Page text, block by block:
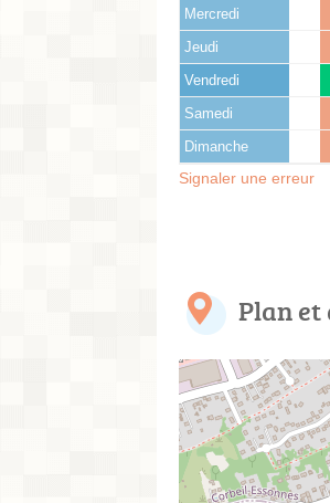
Mercredi
Jeudi
Vendredi
Samedi
Dimanche
Signaler une erreur
Plan et